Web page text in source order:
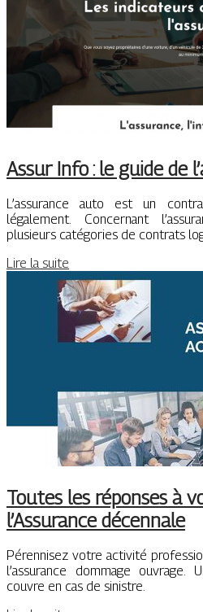
Assur Info : le guide de
L’assurance auto est un
légalement. Concernant
plusieurs catégories de contrats
Lire la suite
Toutes les réponses à
l’Assurance décennale
Pérennisez votre activité
l’assurance dommage ouvrage.
couvre en cas de sinistre.